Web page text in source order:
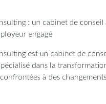
: un cabinet de conseil
engagé
est un cabinet de
dans la
à des changements